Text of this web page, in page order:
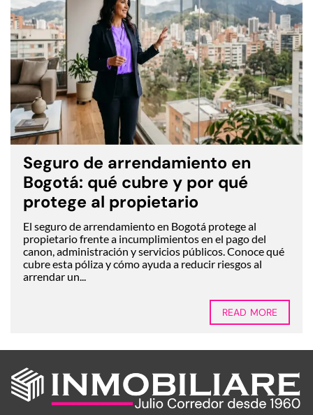
Seguro de arrendamiento en
Bogotá: qué cubre y por qué
protege al propietario
El seguro de arrendamiento en Bogotá protege al
propietario frente a incumplimientos en el pago del
canon, administración y servicios públicos. Conoce qué
cubre esta póliza y cómo ayuda a reducir riesgos al
arrendar un...
READ MORE